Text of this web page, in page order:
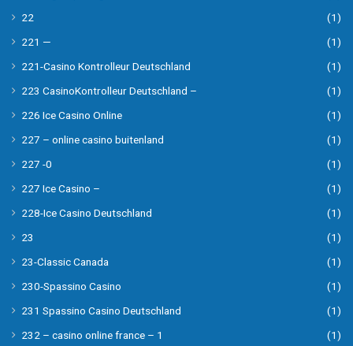
22
(1)
221 —
(1)
221-Casino Kontrolleur Deutschland
(1)
223 CasinoKontrolleur Deutschland –
(1)
226 Ice Casino Online
(1)
227 – online casino buitenland
(1)
227 -0
(1)
227 Ice Casino –
(1)
228-Ice Casino Deutschland
(1)
23
(1)
23-Classic Canada
(1)
230-Spassino Casino
(1)
231 Spassino Casino Deutschland
(1)
232 – casino online france – 1
(1)